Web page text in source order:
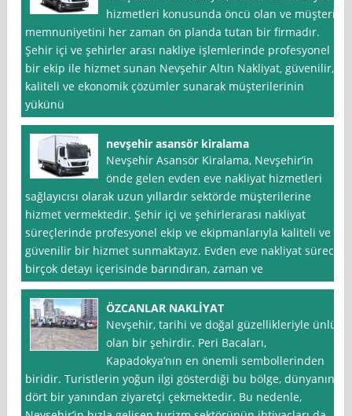
hizmetleri konusunda öncü olan ve müşteri
memnuniyetini her zaman ön planda tutan bir firmadır.
Şehir içi ve şehirler arası nakliye işlemlerinde profesyonel
bir ekip ile hizmet sunan Nevşehir Altın Nakliyat, güvenilir,
kaliteli ve ekonomik çözümler sunarak müşterilerinin
yükünü
nevşehir asansör kiralama
Nevşehir Asansör Kiralama, Nevşehir’in
önde gelen evden eve nakliyat hizmetleri
sağlayıcısı olarak uzun yıllardır sektörde müşterilerine
hizmet vermektedir. Şehir içi ve şehirlerarası nakliyat
süreçlerinde profesyonel ekip ve ekipmanlarıyla kaliteli ve
güvenilir bir hizmet sunmaktayız. Evden eve nakliyat süreci
birçok detayı içerisinde barındıran, zaman ve
ÖZCANLAR NAKLİYAT
Nevşehir, tarihi ve doğal güzellikleriyle ünlü
olan bir şehirdir. Peri Bacaları,
Kapadokya’nın en önemli sembollerinden
biridir. Turistlerin yoğun ilgi gösterdiği bu bölge, dünyanın
dört bir yanından ziyaretçi çekmektedir. Bu nedenle,